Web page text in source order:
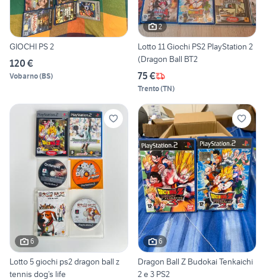
GIOCHI PS 2
120 €
Vobarno(BS)
2
Lotto 11 Giochi PS2 PlayStation 2
(Dragon Ball BT2
75 €
Trento(TN)
6
Lotto 5 giochi ps2 dragon ball z
tennis dog’s life
6
Dragon Ball Z Budokai Tenkaichi
2 e 3 PS2